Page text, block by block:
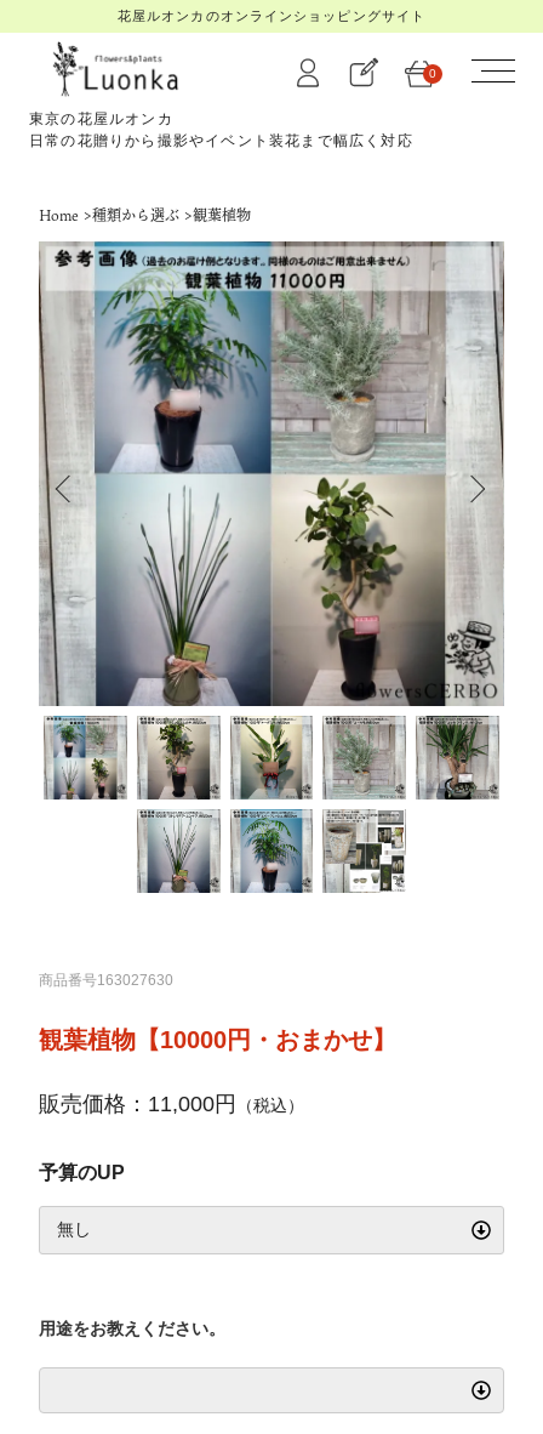
花屋ルオンカのオンラインショッピングサイト
東京の花屋ルオンカ
日常の花贈りから撮影やイベント装花まで幅広く対応
0
Home >種類から選ぶ >観葉植物
商品番号163027630
観葉植物【10000円・おまかせ】
販売価格：11,000円 （税込）
予算のUP
用途をお教えください。